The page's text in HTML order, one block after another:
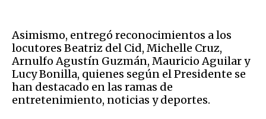
Asimismo, entregó reconocimientos a los
locutores Beatriz del Cid, Michelle Cruz,
Arnulfo Agustín Guzmán, Mauricio Aguilar y
Lucy Bonilla, quienes según el Presidente se
han destacado en las ramas de
entretenimiento, noticias y deportes.